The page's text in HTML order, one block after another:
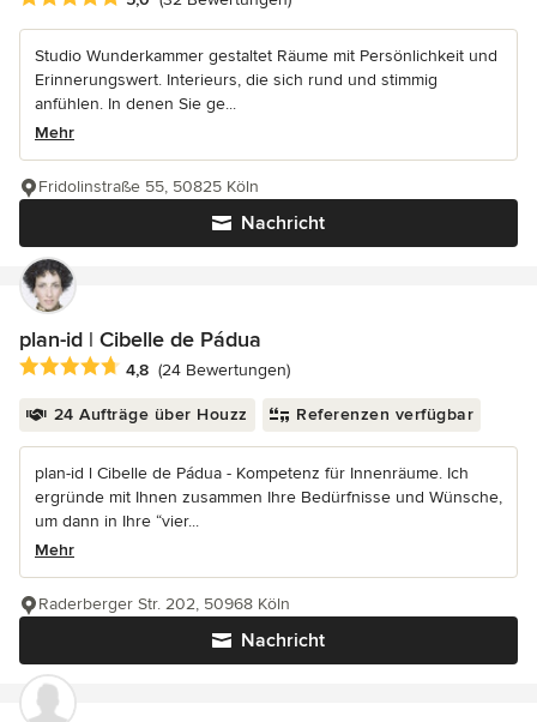
Studio Wunderkammer gestaltet Räume mit Persönlichkeit und
Erinnerungswert. Interieurs, die sich rund und stimmig
anfühlen. In denen Sie ge...
Mehr
Nachricht
Fridolinstraße 55, 50825 Köln
plan-id | Cibelle de Pádua
Durchschnittliche Bewertung: 4.8 von 5 Sternen
4,8 (24 Bewertungen)
24 Aufträge über Houzz Referenzen verfügbar
plan-id l Cibelle de Pádua - Kompetenz für Innenräume. Ich
ergründe mit Ihnen zusammen Ihre Bedürfnisse und Wünsche,
um dann in Ihre “vier...
Mehr
Nachricht
Raderberger Str. 202, 50968 Köln